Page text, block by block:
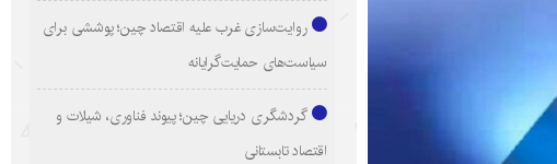
روایت‌سازی غرب علیه اقتصاد چین؛ پوششی برای
سیاست‌های حمایت‌گرایانه
گردشگری دریایی چین؛ پیوند فناوری، شیلات و
اقتصاد تابستانی